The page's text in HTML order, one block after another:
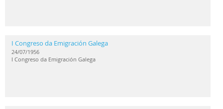
I Congreso da Emigración Galega
24/07/1956
I Congreso da Emigración Galega